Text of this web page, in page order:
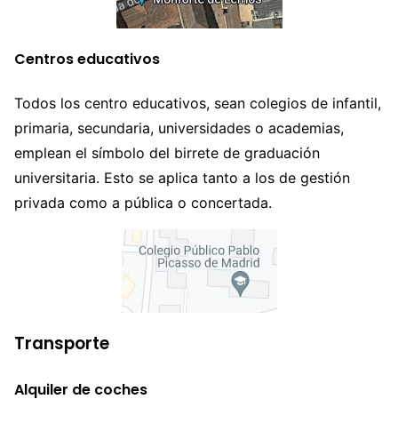
Centros educativos
Todos los centro educativos, sean colegios de infantil,
primaria, secundaria, universidades o academias,
emplean el símbolo del birrete de graduación
universitaria. Esto se aplica tanto a los de gestión
privada como a pública o concertada.
Transporte
Alquiler de coches